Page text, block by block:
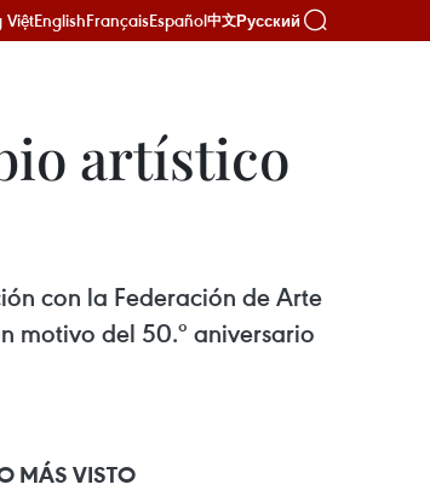
ViệtEnglishFrançaisEspañol中文Русский
artístico
con la Federación de Arte
motivo del 50.º aniversario
MÁS VISTO